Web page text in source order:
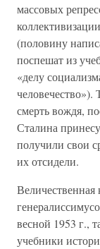
массовых
(половину
поспешат из
«делу
человечество»).
смерть вождя,
Сталина
получили свои
их отсидели.
весной 1953 г.,
учебники